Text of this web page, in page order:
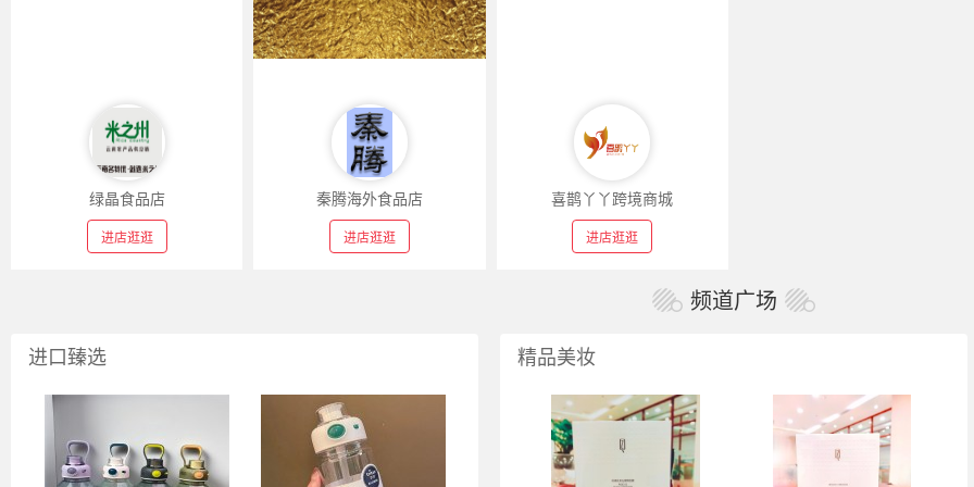
绿晶食品店
进店逛逛
秦腾海外食品店
进店逛逛
喜鹊丫丫跨境商城
进店逛逛
频道广场
进口臻选 精品美妆